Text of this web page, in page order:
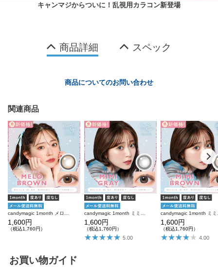
キャンマジからついに！乱視用カラコン新登場
商品詳細 スペック
商品についてのお問い合わせ
関連商品
1,600円
（税込1,760円）
1,600円
（税込1,760円）
5.00
1,600円
（税込1,760円）
4.00
お買い物ガイド